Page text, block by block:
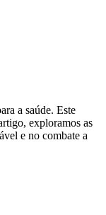
a saúde. Este
exploramos as
e no combate a